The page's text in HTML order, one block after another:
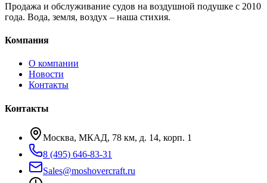
Продажа и обслуживание судов на воздушной подушке с 2010
года. Вода, земля, воздух – наша стихия.
Компания
О компании
Новости
Контакты
Контакты
Москва, МКАД, 78 км, д. 14, корп. 1
8 (495) 646-83-31
Sales@moshovercraft.ru